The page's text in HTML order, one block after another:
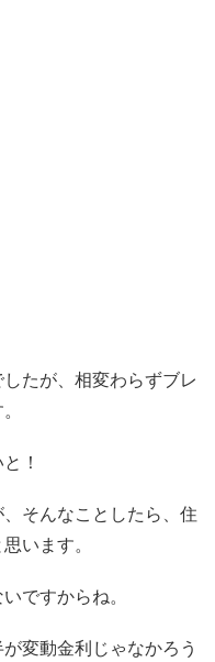
たが、相変わらずブレ
！
そんなことしたら、住
います。
ですからね。
変動金利じゃなかろう